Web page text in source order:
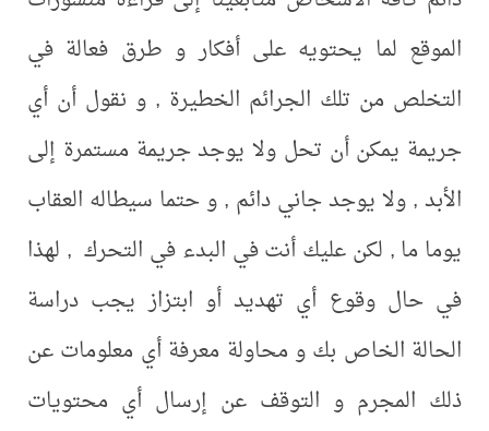
لما يحتويه على أفكار و طرق فعالة في
من تلك الجرائم الخطيرة , و نقول أن أي
أن تحل ولا يوجد جريمة مستمرة إلى
ولا يوجد جاني دائم , و حتما سيطاله العقاب
, لكن عليك أنت في البدء في التحرك , لهذا
وقوع أي تهديد أو ابتزاز يجب دراسة
الخاص بك و محاولة معرفة أي معلومات عن
و التوقف عن إرسال أي محتويات